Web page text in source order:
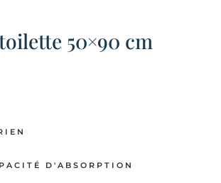
50×90 cm
D'ABSORPTION